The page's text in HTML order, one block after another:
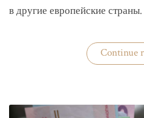
в другие европейские
Continue